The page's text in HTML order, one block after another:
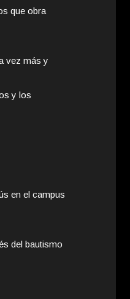
que obra
vez más y
y los
en el campus
del bautismo